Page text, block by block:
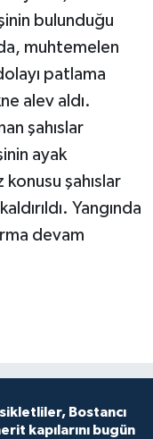
bulunduğu
muhtemelen
patlama
alev aldı.
şahıslar
ayak
konusu şahıslar
Yangında
devam
Bostancı
kapılarını bugün